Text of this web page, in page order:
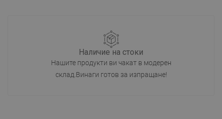
Наличие на стоки
Нашите продукти ви чакат в модерен
склад.Винаги готов за изпращане!